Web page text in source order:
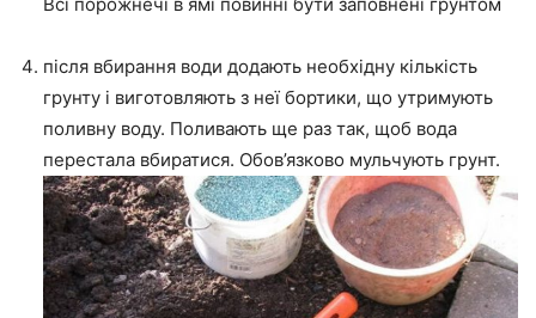
після вбирання води додають необхідну кількість
грунту і виготовляють з неї бортики, що утримують
поливну воду. Поливають ще раз так, щоб вода
перестала вбиратися. Обов’язково мульчують грунт.